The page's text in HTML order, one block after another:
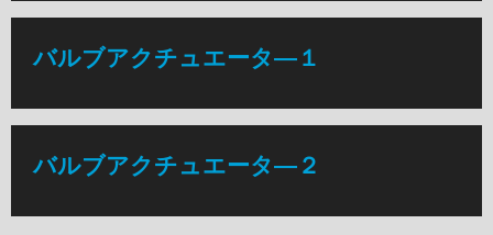
バルブアクチュエータ―１
バルブアクチュエータ―２